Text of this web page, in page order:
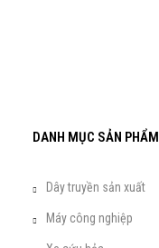
DANH MỤC SẢN PHẨM
Dây truyền sản xuất
Máy công nghiệp